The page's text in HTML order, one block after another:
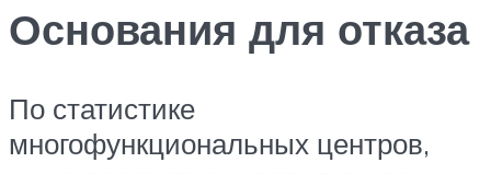
Основания для отказа
По статистике
многофункциональных центров,